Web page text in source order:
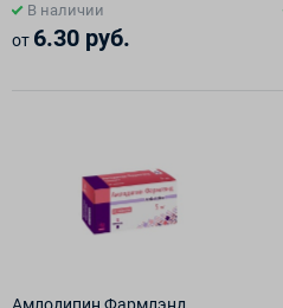
В наличии
от 6.30 руб.